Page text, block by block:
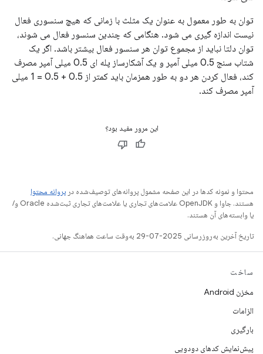
توان به طور معمول به عنوان یک مثلث با زمانی که هیچ سنسوری فعال
نیست اندازه گیری می شود. هنگامی که چندین سنسور فعال می شوند،
توان دلتا نباید از مجموع توان هر سنسور فعال بیشتر باشد. اگر یک
شتاب سنج 0.5 میلی آمپر و یک آشکارساز پله ای 0.5 میلی آمپر مصرف
کند، فعال کردن هر دو به طور همزمان باید کمتر از 0.5 + 0.5 = 1 میلی
آمپر مصرف کند.
این مرور مفید بود؟
محتوا و نمونه کدها در این صفحه مشمول پروانه‌های توصیف‌شده در پروانه محتوا
هستند. جاوا و OpenJDK علامت‌های تجاری یا علامت‌های تجاری ثبت‌شده Oracle و/
یا وابسته‌های آن هستند.
تاریخ آخرین به‌روزرسانی 2025-07-29 به‌وقت ساعت هماهنگ جهانی.
ساخت
مخزن Android
الزامات
بارگیری
پیش‌نمایش کدهای دودویی